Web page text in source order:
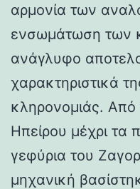
αρμονία των
ενσωμάτωση των
ανάγλυφο
χαρακτηριστικά
κληρονομιάς. Από
Ηπείρου μέχρι τα
γεφύρια του
μηχανική